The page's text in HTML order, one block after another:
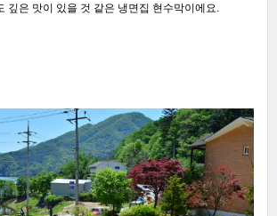
깊은 맛이 있을 것 같은 냉면집 현수막이에요.